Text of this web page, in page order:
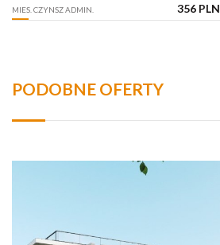
MIES. CZYNSZ ADMIN. 356 PLN
PODOBNE OFERTY